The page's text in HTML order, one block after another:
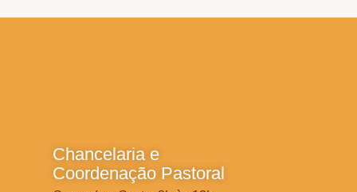
Chancelaria e
Coordenação Pastoral